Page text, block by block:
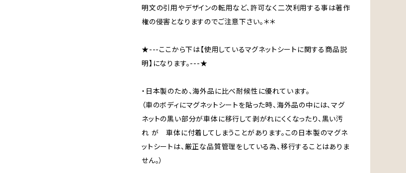
明文の引用やデザインの転用など、許可なく二次利用する事は著作
権の侵害となりますのでご注意下さい。＊＊
★---ここから下は【使用しているマグネットシートに関する商品説
明】になります。---★
・日本製のため、海外品に比べ耐候性に優れています。
（車のボディにマグネットシートを貼った時、海外品の中には、マグ
ネットの黒い部分が車体に移行して剥がれにくくなったり、黒い汚
れ が 車体に付着してしまうことがあります。この日本製のマグネ
ットシートは、厳正な品質管理をしている為、移行することはありま
せん。）